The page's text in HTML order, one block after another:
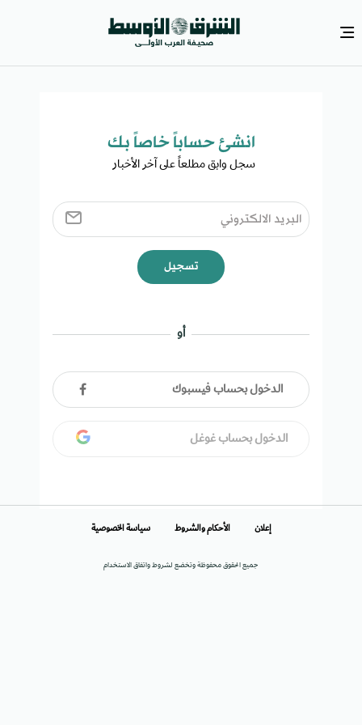
انشئ حساباً خاصاً بك​
سجل وابق مطلعاً على آخر الأخبار ​
تسجيل
أو
الدخول بحساب فيسبوك
الدخول بحساب غوغل
جميع الحقوق محفوظة وتخضع لشروط واتفاق الاستخدام
إعلان الأحكام والشروط سياسة الخصوصية